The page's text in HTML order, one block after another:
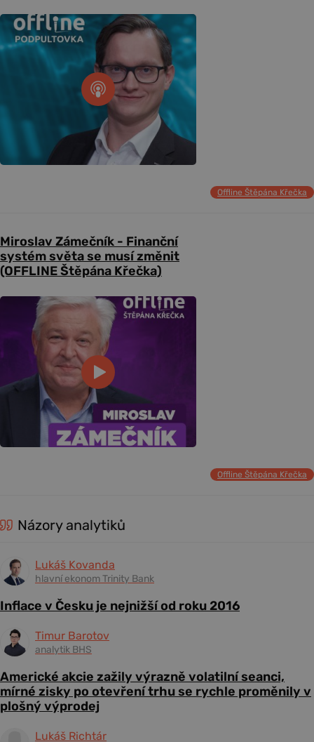
Offline Štěpána Křečka
Miroslav Zámečník - Finanční
systém světa se musí změnit
(OFFLINE Štěpána Křečka)
Offline Štěpána Křečka
Názory analytiků
Lukáš Kovanda
hlavní ekonom Trinity Bank
Inflace v Česku je nejnižší od roku 2016
Timur Barotov
analytik BHS
Americké akcie zažily výrazně volatilní seanci,
mírné zisky po otevření trhu se rychle proměnily v
plošný výprodej
Lukáš Richtár